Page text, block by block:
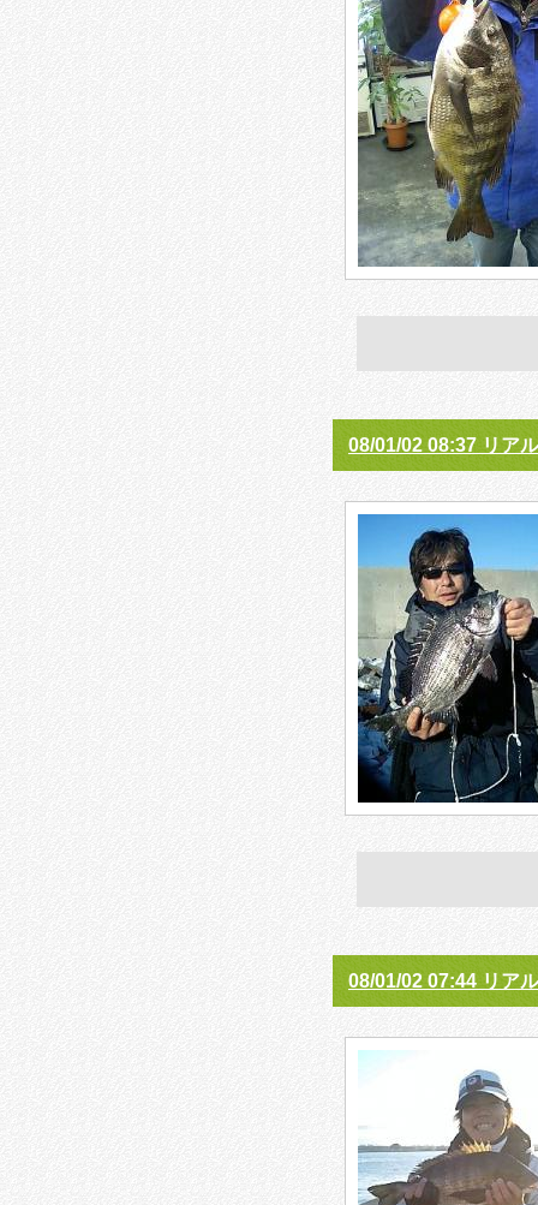
08/01/02 08:37 リア
08/01/02 07:44 リア